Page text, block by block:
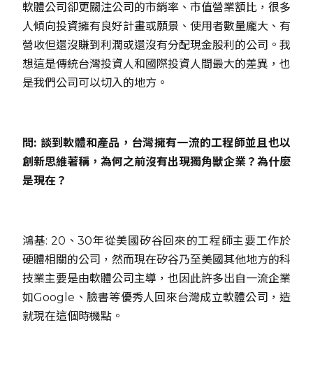
軟體公司卻更關注公司的市銷率、市值營業額比，很多
人傾向投資擁有良好計畫或願景、使用者數量龐大、有
營收但還沒賺到利潤或還沒有分配現金股利的公司。我
想這是傳統台灣投資人和國際投資人間最大的差異，也
是我們公司可以切入的地方。
問: 談到軟體和產品，台灣擁有一流的工程師並且也以
創新思維著稱，為何之前沒有出現獨角獸企業？為什麼
是現在？
鴻基: 20、30年從美國矽谷回來的工程師主要工作於
硬體相關的公司，然而現在矽谷乃至美國其他地方的科
技業主要是由軟體公司主導，也因此許多出自一流企業
如Google、臉書等優秀人回來台灣成立軟體公司，造
就現在這個時機點。